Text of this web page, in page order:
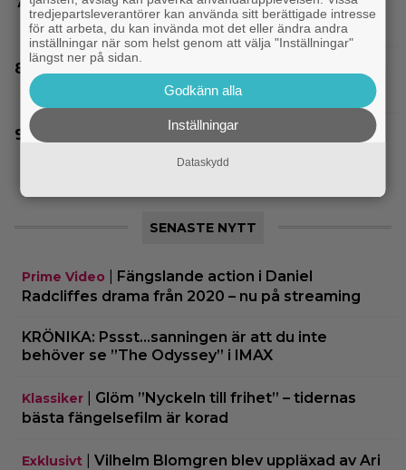
– streama den hos SVT Play
Nu på HBO Max: Tom Hardy gör sin bästa roll i
”fullkomligt lysande” drama från 2013
Svensk superhjältefilm landar på HBO Max
idag: ”Oväntat charmig”
SENASTE NYTT
Prime Video
Fängslande action i Daniel
Radcliffes drama från 2020 – nu på streaming
KRÖNIKA: Pssst…sanningen är att du inte
behöver se ”The Odyssey” i IMAX
Klassiker
Glöm ”Nyckeln till frihet” – tidernas
bästa fängelsefilm är korad
Exklusivt
Vilhelm Blomgren blev uppläxad av Ari
tredjepartsleverantörer kan använda sitt berättigade intresse
för att arbeta, du kan invända mot det eller ändra andra
inställningar när som helst genom att välja "Inställningar"
längst ner på sidan.
Godkänn alla
Inställningar
Dataskydd